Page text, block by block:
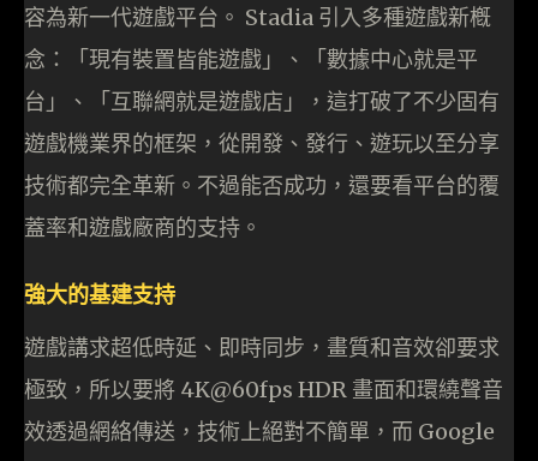
容為新一代遊戲平台。 Stadia 引入多種遊戲新槪
念：「現有裝置皆能遊戲」、「數據中心就是平
台」、「互聯網就是遊戲店」，這打破了不少固有
遊戲機業界的框架，從開發、發行、遊玩以至分享
技術都完全革新。不過能否成功，還要看平台的覆
蓋率和遊戲廠商的支持。
強大的基建支持
遊戲講求超低時延、即時同步，畫質和音效卻要求
極致，所以要將 4K@60fps HDR 畫面和環繞聲音
效透過網絡傳送，技術上絕對不簡單，而 Google